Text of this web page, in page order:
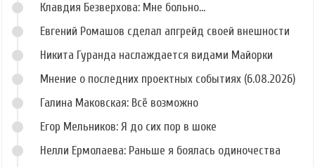
Клавдия Безверхова: Мне больно...
Евгений Ромашов сделал апгрейд своей внешности
Никита Гуранда наслаждается видами Майорки
Мнение о последних проектных событиях (6.08.2026)
Галина Маковская: Всё возможно
Егор Мельников: Я до сих пор в шоке
Нелли Ермолаева: Раньше я боялась одиночества